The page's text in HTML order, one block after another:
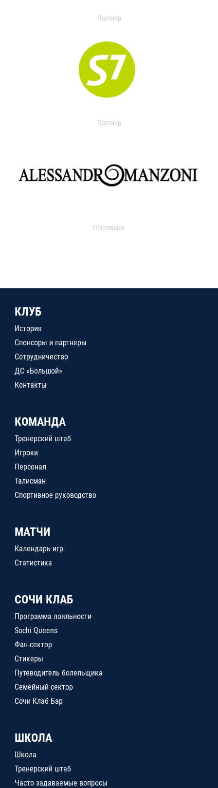
Партнер
Партнер
Поставщик
КЛУБ
История
Спонсоры и партнеры
Сотрудничество
ДС «Большой»
Контакты
КОМАНДА
Тренерский штаб
Игроки
Персонал
Талисман
Спортивное руководство
МАТЧИ
Календарь игр
Статистика
СОЧИ КЛАБ
Программа лояльности
Sochi Queens
Фан-сектор
Стикеры
Путеводитель болельщика
Семейный сектор
Сочи Клаб Бар
ШКОЛА
Школа
Тренерский штаб
Часто задаваемые вопросы